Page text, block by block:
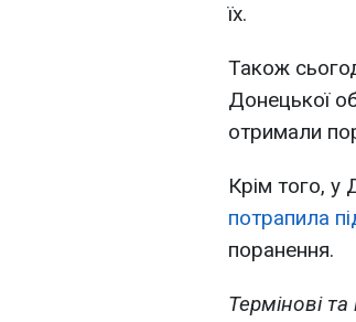
їх.
Також
Донецької
отримали
Крім того, у
потрапила
поранення.
Термінові